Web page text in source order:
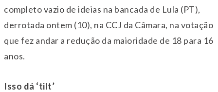
completo vazio de ideias na bancada de Lula (PT),
derrotada ontem (10), na CCJ da Câmara, na votação
que fez andar a redução da maioridade de 18 para 16
anos.
Isso dá ‘tilt’